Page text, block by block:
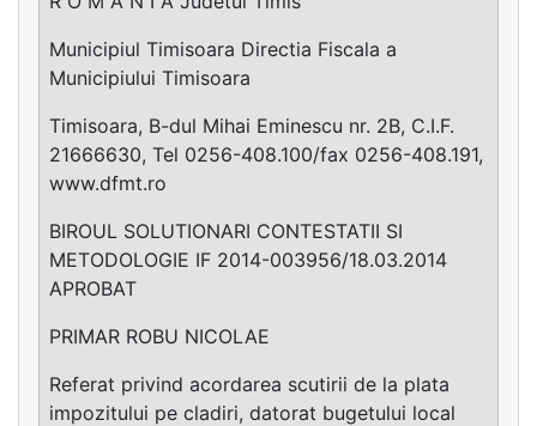
Municipiul Timisoara Directia Fiscala a
Municipiului Timisoara
Timisoara, B-dul Mihai Eminescu nr. 2B, C.I.F.
21666630, Tel 0256-408.100/fax 0256-408.191,
www.dfmt.ro
BIROUL SOLUTIONARI CONTESTATII SI
METODOLOGIE IF 2014-003956/18.03.2014
APROBAT
PRIMAR ROBU NICOLAE
Referat privind acordarea scutirii de la plata
impozitului pe cladiri, datorat bugetului local